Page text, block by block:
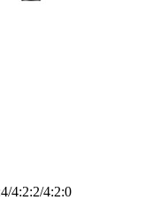
4:2:2/4:2:0